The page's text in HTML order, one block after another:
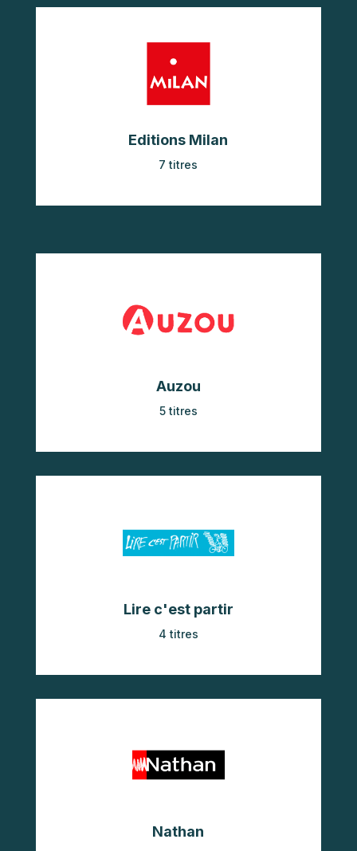
Editions Milan
7 titres
Auzou
5 titres
Lire c'est partir
4 titres
Nathan